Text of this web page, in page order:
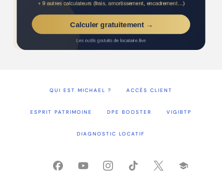
QUI EST MICHAEL ? ACCÈS CLIENT
ESPRIT PATRIMOINE DPE BOOSTER VIGIBTP
DIAGNOSTIC LOCATIF